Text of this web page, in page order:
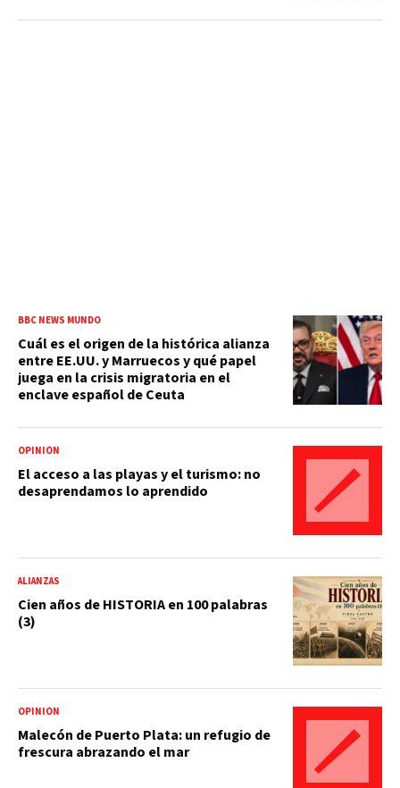
BBC NEWS MUNDO
Cuál es el origen de la histórica alianza
entre EE.UU. y Marruecos y qué papel
juega en la crisis migratoria en el
enclave español de Ceuta
OPINIÓN
El acceso a las playas y el turismo: no
desaprendamos lo aprendido
ALIANZAS
Cien años de HISTORIA en 100 palabras
(3)
OPINIÓN
Malecón de Puerto Plata: un refugio de
frescura abrazando el mar